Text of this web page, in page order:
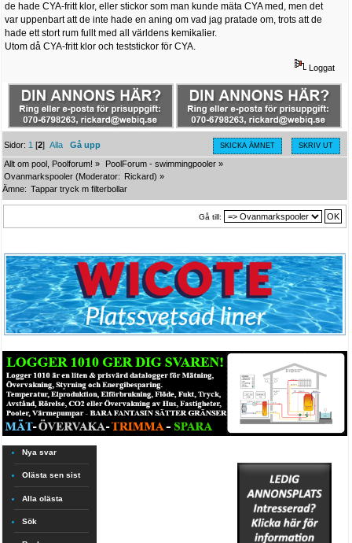
de hade CYA-fritt klor, eller stickor som man kunde mäta CYA med, men det
var uppenbart att de inte hade en aning om vad jag pratade om, trots att de
hade ett stort rum fullt med all världens kemikalier.
Utom då CYA-fritt klor och teststickor för CYA.
Loggat
SKICKA ÄMNET SKRIV UT
Sidor: 1 [2]Alla
Gå upp
Allt om pool, Poolforum! » PoolForum - swimmingpooler »
Ovanmarkspooler (Moderator: Rickard) »
Ämne: Tappar tryck m filterbollar
Gå till:
Nya svar
Olästa sen sist
Alla olästa
Sök